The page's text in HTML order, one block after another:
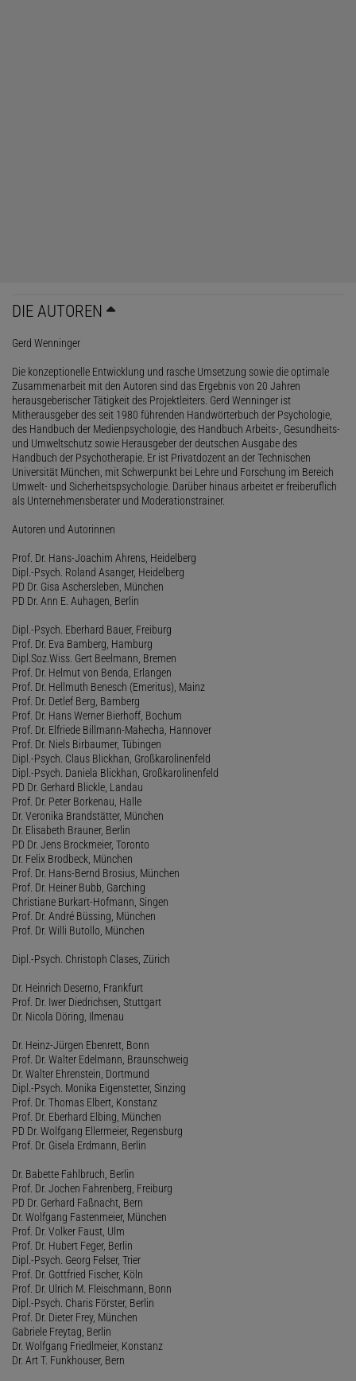
DIE AUTOREN
Gerd Wenninger
Die konzeptionelle Entwicklung und rasche Umsetzung sowie die optimale
Zusammenarbeit mit den Autoren sind das Ergebnis von 20 Jahren
herausgeberischer Tätigkeit des Projektleiters. Gerd Wenninger ist
Mitherausgeber des seit 1980 führenden Handwörterbuch der Psychologie,
des Handbuch der Medienpsychologie, des Handbuch Arbeits-, Gesundheits-
und Umweltschutz sowie Herausgeber der deutschen Ausgabe des
Handbuch der Psychotherapie. Er ist Privatdozent an der Technischen
Universität München, mit Schwerpunkt bei Lehre und Forschung im Bereich
Umwelt- und Sicherheitspsychologie. Darüber hinaus arbeitet er freiberuflich
als Unternehmensberater und Moderationstrainer.
Autoren und Autorinnen
Prof. Dr. Hans-Joachim Ahrens, Heidelberg
Dipl.-Psych. Roland Asanger, Heidelberg
PD Dr. Gisa Aschersleben, München
PD Dr. Ann E. Auhagen, Berlin
Dipl.-Psych. Eberhard Bauer, Freiburg
Prof. Dr. Eva Bamberg, Hamburg
Dipl.Soz.Wiss. Gert Beelmann, Bremen
Prof. Dr. Helmut von Benda, Erlangen
Prof. Dr. Hellmuth Benesch (Emeritus), Mainz
Prof. Dr. Detlef Berg, Bamberg
Prof. Dr. Hans Werner Bierhoff, Bochum
Prof. Dr. Elfriede Billmann-Mahecha, Hannover
Prof. Dr. Niels Birbaumer, Tübingen
Dipl.-Psych. Claus Blickhan, Großkarolinenfeld
Dipl.-Psych. Daniela Blickhan, Großkarolinenfeld
PD Dr. Gerhard Blickle, Landau
Prof. Dr. Peter Borkenau, Halle
Dr. Veronika Brandstätter, München
Dr. Elisabeth Brauner, Berlin
PD Dr. Jens Brockmeier, Toronto
Dr. Felix Brodbeck, München
Prof. Dr. Hans-Bernd Brosius, München
Prof. Dr. Heiner Bubb, Garching
Christiane Burkart-Hofmann, Singen
Prof. Dr. André Büssing, München
Prof. Dr. Willi Butollo, München
Dipl.-Psych. Christoph Clases, Zürich
Dr. Heinrich Deserno, Frankfurt
Prof. Dr. Iwer Diedrichsen, Stuttgart
Dr. Nicola Döring, Ilmenau
Dr. Heinz-Jürgen Ebenrett, Bonn
Prof. Dr. Walter Edelmann, Braunschweig
Dr. Walter Ehrenstein, Dortmund
Dipl.-Psych. Monika Eigenstetter, Sinzing
Prof. Dr. Thomas Elbert, Konstanz
Prof. Dr. Eberhard Elbing, München
PD Dr. Wolfgang Ellermeier, Regensburg
Prof. Dr. Gisela Erdmann, Berlin
Dr. Babette Fahlbruch, Berlin
Prof. Dr. Jochen Fahrenberg, Freiburg
PD Dr. Gerhard Faßnacht, Bern
Dr. Wolfgang Fastenmeier, München
Prof. Dr. Volker Faust, Ulm
Prof. Dr. Hubert Feger, Berlin
Dipl.-Psych. Georg Felser, Trier
Prof. Dr. Gottfried Fischer, Köln
Prof. Dr. Ulrich M. Fleischmann, Bonn
Dipl.-Psych. Charis Förster, Berlin
Prof. Dr. Dieter Frey, München
Gabriele Freytag, Berlin
Dr. Wolfgang Friedlmeier, Konstanz
Dr. Art T. Funkhouser, Bern